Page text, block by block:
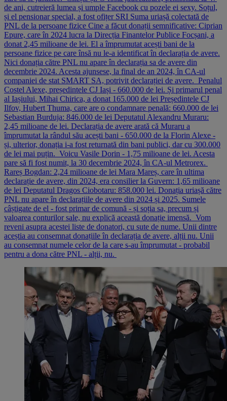
de ani, cutreieră lumea și umple Facebook cu pozele ei sexy. Soțul,
și el pensionar special, a fost ofițer SRI Suma uriașă colectată de
PNL de la persoane fizice Cine a făcut donații semnificative: Ciprian
Epure, care în 2024 lucra la Direcția Finantelor Publice Focșani, a
donat 2,45 milioane de lei. El a împrumutat acești bani de la
persoane fizice pe care însă nu le-a identificat în declarația de avere.
Nici donația către PNL nu apare în declarația sa de avere din
decembrie 2024. Acesta ajunsese, la final de an 2024, în CA-ul
companiei de stat SMART SA, potrivit declarației de avere. Penalul
Costel Alexe, președintele CJ Iași - 660.000 de lei. Și primarul penal
al Iașiului, Mihai Chirica, a donat 165.000 de lei Președintele CJ
Ilfov, Hubert Thuma, care are o condamnare penală: 660.000 de lei
Sebastian Burduja: 846.000 de lei Deputatul Alexandru Muraru:
2,45 milioane de lei. Declarația de avere arată că Muraru a
împrumutat la rândul său acești bani - 650.000 de la Florin Alexe -
și, ulterior, donația i-a fost returnată din bani publici, dar cu 300.000
de lei mai puțin. Voicu Vasile Dorin - 1,75 milioane de lei. Acesta
pare să fi fost numit, la 30 decembrie 2024, în CA-ul Metrorex.
Rareș Bogdan: 2,24 milioane de lei Mara Mareș, care în ultima
declarație de avere, din 2024, era consilier la Guvern: 1,65 milioane
de lei Deputatul Dragos Ciobotaru: 858.000 lei. Donația uriașă către
PNL nu apare în declarațiile de avere din 2024 și 2025. Sumele
câștigate de el - fost primar de comună - și soția sa, precum și
valoarea conturilor sale, nu explică această donație imensă. Vom
reveni asupra acestei liste de donatori, cu sute de nume. Unii dintre
aceștia au consemnat donațiile în declarația de avere, alții nu. Unii
au consemnat numele celor de la care s-au împrumutat - probabil
pentru a dona către PNL - alții, nu.